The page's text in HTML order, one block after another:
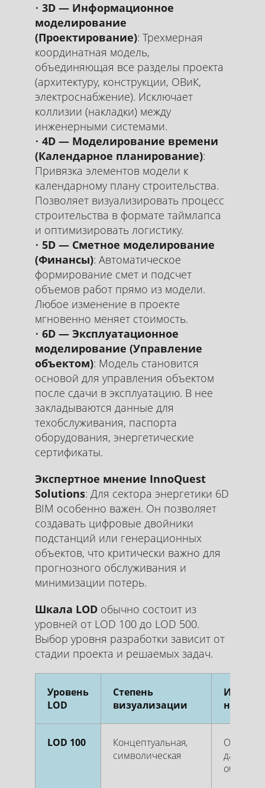
3D — Информационное
моделирование
(Проектирование): Трехмерная
координатная модель,
объединяющая все разделы проекта
(архитектуру, конструкции, ОВиК,
электроснабжение). Исключает
коллизии (накладки) между
инженерными системами.
4D — Моделирование времени
(Календарное планирование):
Привязка элементов модели к
календарному плану строительства.
Позволяет визуализировать процесс
строительства в формате таймлапса
и оптимизировать логистику.
5D — Сметное моделирование
(Финансы): Автоматическое
формирование смет и подсчет
объемов работ прямо из модели.
Любое изменение в проекте
мгновенно меняет стоимость.
6D — Эксплуатационное
моделирование (Управление
объектом): Модель становится
основой для управления объектом
после сдачи в эксплуатацию. В нее
закладываются данные для
техобслуживания, паспорта
оборудования, энергетические
сертификаты.
Экспертное мнение InnoQuest
Solutions: Для сектора энергетики 6D
BIM особенно важен. Он позволяет
создавать цифровые двойники
подстанций или генерационных
объектов, что критически важно для
прогнозного обслуживания и
минимизации потерь.
Шкала LOD обычно состоит из
уровней от LOD 100 до LOD 500.
Выбор уровня разработки зависит от
стадии проекта и решаемых задач.
Уровень
LOD
Степень
визуализации
LOD 100
Концептуальная,
символическая
данные
объем,